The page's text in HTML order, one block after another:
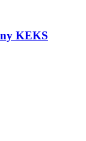
KEKS